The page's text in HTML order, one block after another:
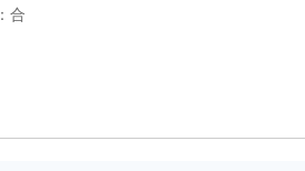
合